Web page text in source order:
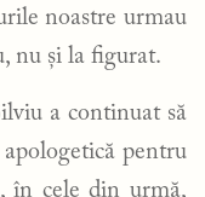
noastre urmau
nu și la figurat.
a continuat să
pentru
în cele din urmă,